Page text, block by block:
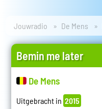
Jouwradio De Mens
Bemin me later
De Mens
Uitgebracht in 2015